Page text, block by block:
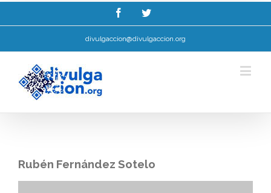
divulgaccion@divulgaccion.org
Rubén Fernández Sotelo
Esta web utiliza cookies para mellorar a súa experiencia de navegación.